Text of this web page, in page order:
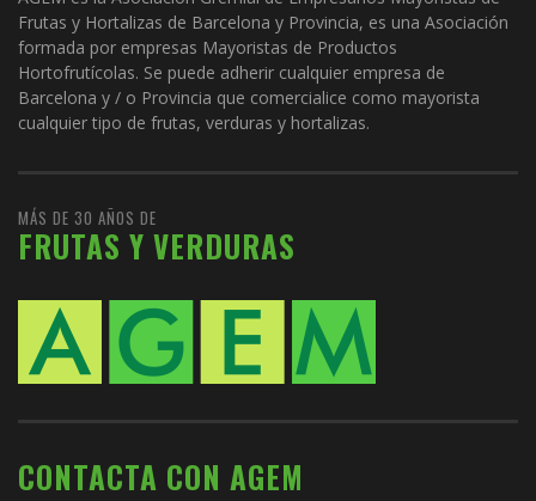
Frutas y Hortalizas de Barcelona y Provincia, es una Asociación
formada por empresas Mayoristas de Productos
Hortofrutícolas. Se puede adherir cualquier empresa de
Barcelona y / o Provincia que comercialice como mayorista
cualquier tipo de frutas, verduras y hortalizas.
MÁS DE 30 AÑOS DE
FRUTAS Y VERDURAS
CONTACTA CON AGEM